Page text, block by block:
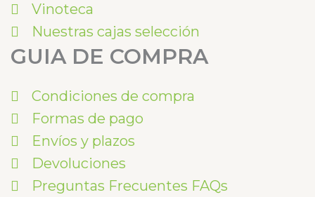
Vinoteca
Nuestras cajas selección
GUIA DE COMPRA
Condiciones de compra
Formas de pago
Envíos y plazos
Devoluciones
Preguntas Frecuentes FAQs